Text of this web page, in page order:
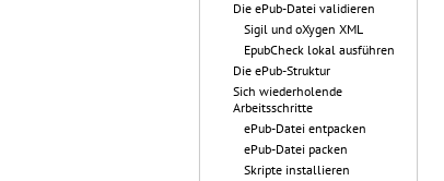
Die ePub-Datei validieren
Sigil und oXygen XML
EpubCheck lokal ausführen
Die ePub-Struktur
Sich wiederholende
Arbeitsschritte
ePub-Datei entpacken
ePub-Datei packen
Skripte installieren